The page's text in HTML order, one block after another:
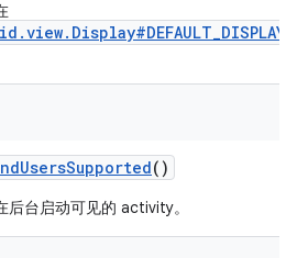
UsersSupported()
台启动可见的 activity。